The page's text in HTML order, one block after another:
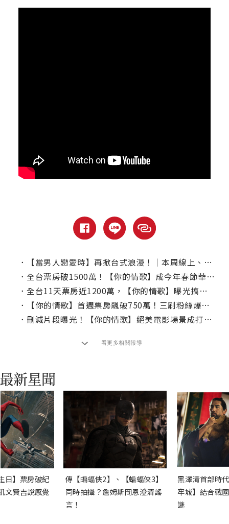
．
【當男人戀愛時】再掀台式浪漫！｜本周線上、電視首播推薦
． 全台票房破1500萬！【你的情歌】成今年春節華語片冠軍
． 全台11天票房近1200萬，【你的情歌】曝光搞怪日韓海報惹網友噴笑
．
【你的情歌】首週票房飆破750萬！三刷粉絲爆電影藏彩蛋
． 刪減片段曝光！【你的情歌】絕美電影場景成打卡新景點
看更多相關報導
日】票房破紀
文費吉說感覺
傳【蝙蝠俠2】、【蝙蝠俠3】
同時拍攝？詹姆斯岡恩澄清謠
言！
黑澤清首部時
牢城】結合戰
謎